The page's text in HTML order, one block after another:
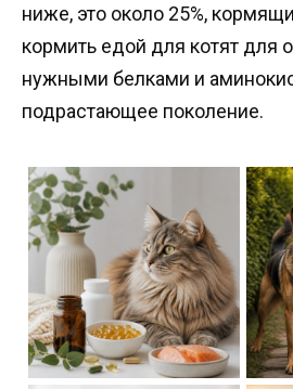
ниже, это около 25%,
кормить едой для котят для
нужными белками и
подрастающее поколение.